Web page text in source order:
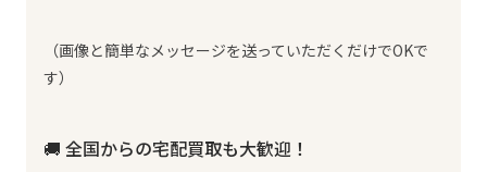
（画像と簡単なメッセージを送っていただくだけでOKで
す）
🚚 全国からの宅配買取も大歓迎！